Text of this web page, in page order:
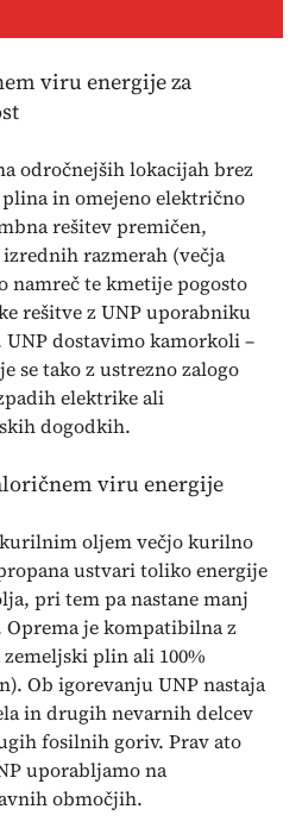
viru energije za
odročnejših lokacijah brez
in omejeno električno
rešitev premičen,
razmerah (večja
namreč te kmetije pogosto
rešitve z UNP uporabniku
dostavimo kamorkoli –
se tako z ustrezno zalogo
elektrike ali
dogodkih.
viru energije
oljem večjo kurilno
ustvari toliko energije
pri tem pa nastane manj
Oprema je kompatibilna z
plin ali 100%
Ob igorevanju UNP nastaja
in drugih nevarnih delcev
fosilnih goriv. Prav ato
uporabljamo na
območjih.